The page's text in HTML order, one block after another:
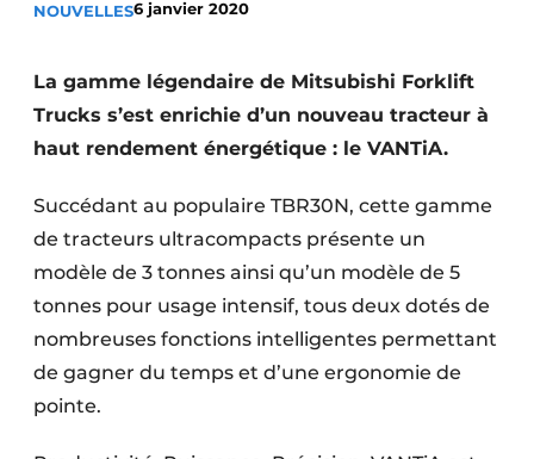
Contrôle d’accès
Fondations
Façades
Géotextiles
NOUVELLES6 janvier 2020
La gamme légendaire de Mitsubishi Forklift
Trucks s’est enrichie d’un nouveau tracteur à
haut rendement énergétique : le VANTiA.
Succédant au populaire TBR30N, cette gamme
de tracteurs ultracompacts présente un
modèle de 3 tonnes ainsi qu’un modèle de 5
tonnes pour usage intensif, tous deux dotés de
nombreuses fonctions intelligentes permettant
de gagner du temps et d’une ergonomie de
pointe.